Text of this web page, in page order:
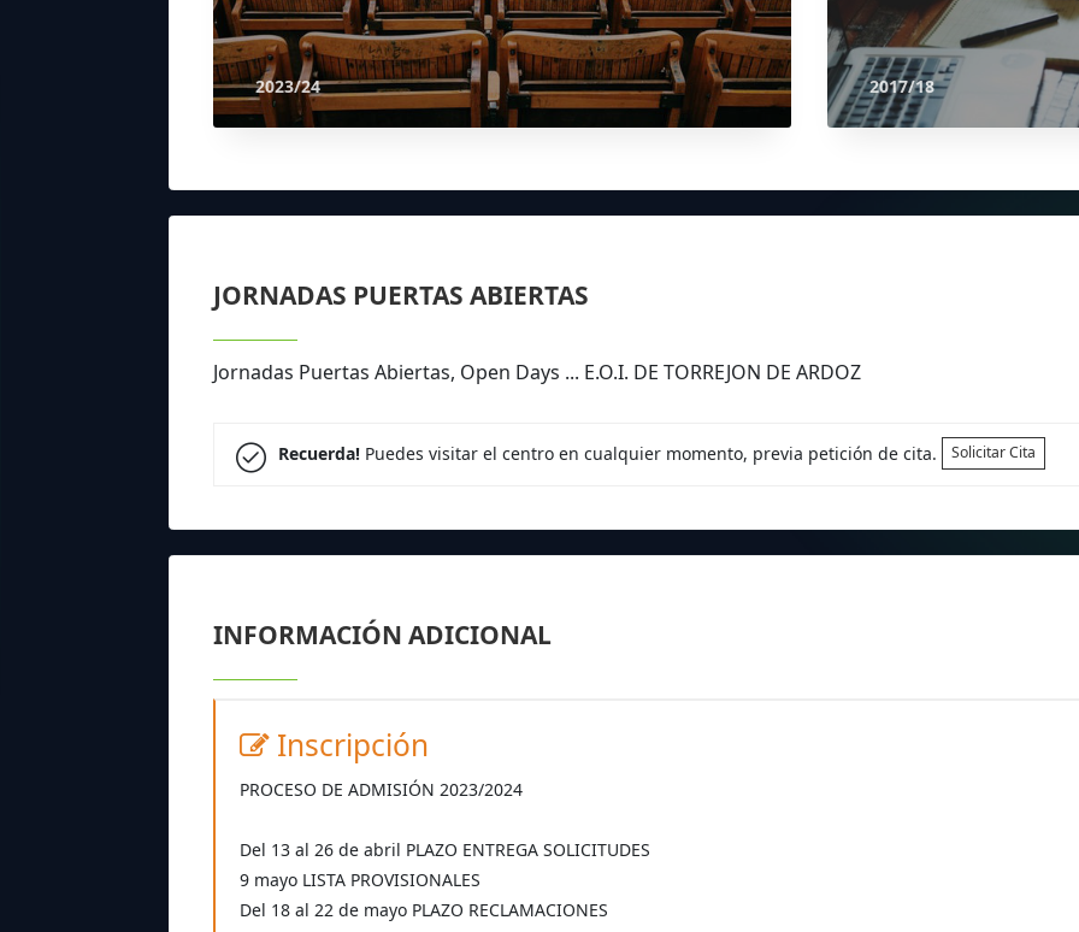
2023/24 2017/18
JORNADAS PUERTAS ABIERTAS
Jornadas Puertas Abiertas, Open Days ... E.O.I. DE TORREJON DE ARDOZ
Recuerda!Puedes visitar el centro en cualquier momento, previa petición de cita. Solicitar Cita
INFORMACIÓN ADICIONAL
Inscripción
PROCESO DE ADMISIÓN 2023/2024
Del 13 al 26 de abril PLAZO ENTREGA SOLICITUDES
9 mayo LISTA PROVISIONALES
Del 18 al 22 de mayo PLAZO RECLAMACIONES